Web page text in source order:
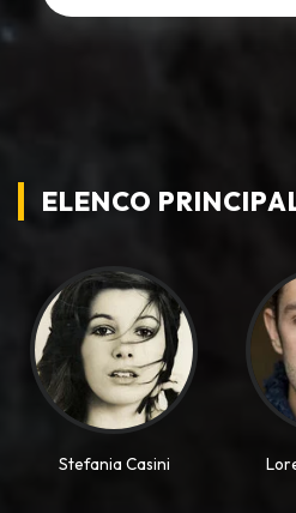
ELENCO
Stefania Casini